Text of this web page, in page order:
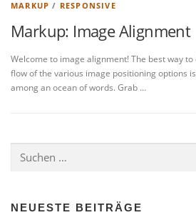
MARKUP / RESPONSIVE
Markup: Image Alignment
Welcome to image alignment! The best way
flow of the various image positioning options
among an ocean of words. Grab …
nach:
NEUESTE BEITRÄGE